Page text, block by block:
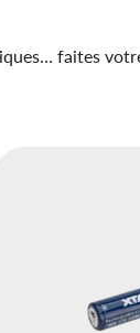
faites